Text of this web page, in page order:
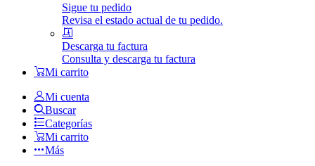
Sigue tu pedido
Revisa el estado actual de tu pedido.
Descarga tu factura
Consulta y descarga tu factura
Mi carrito
Mi cuenta
Buscar
Categorías
Mi carrito
Más